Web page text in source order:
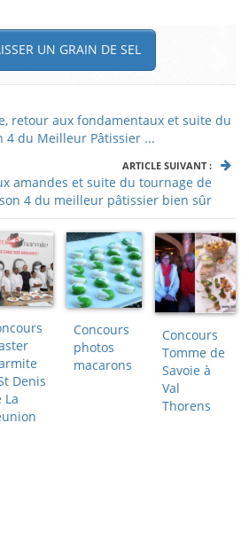
UN GRAIN DE SEL
retour aux fondamentaux et suite du
4 du Meilleur Pâtissier ...
ARTICLE SUIVANT :
amandes et suite du tournage de
4 du meilleur pâtissier bien sûr
Denis
La
Concours
photos
macarons
Concours
Tomme de
Savoie à
Val
Thorens